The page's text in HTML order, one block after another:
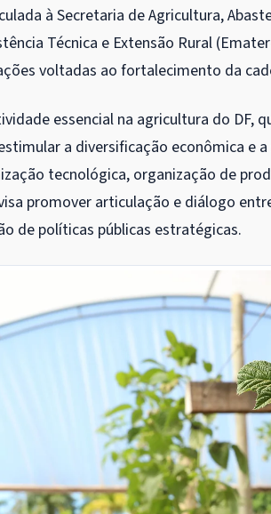
à Secretaria de Agricultura,
Técnica e Extensão Rural
voltadas ao fortalecimento da
essencial na agricultura do DF,
a diversificação econômica e
tecnológica, organização de
promover articulação e diálogo
de políticas públicas estratégicas.